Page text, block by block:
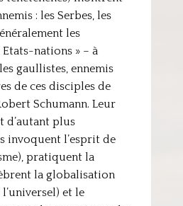
: les Serbes, les
les
Etats-nations » – à
gaullistes, ennemis
de ces disciples de
Schumann. Leur
d’autant plus
invoquent l’esprit de
pratiquent la
la globalisation
et le